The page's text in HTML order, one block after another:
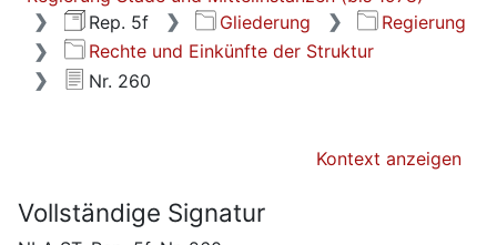
Rep. 5f
Gliederung
Regierung
Rechte und Einkünfte der Struktur
Nr. 260
Kontext anzeigen
Vollständige Signatur